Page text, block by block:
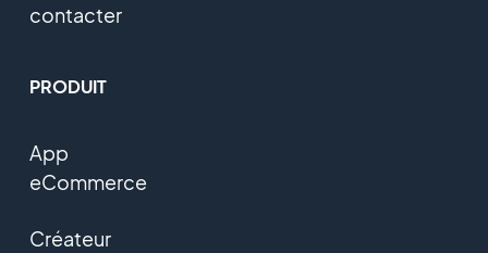
contacter
PRODUIT
App
eCommerce
Créateur